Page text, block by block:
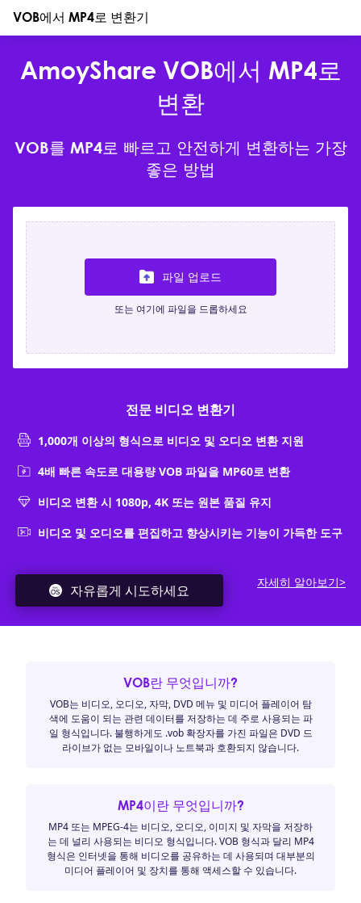
VOB에서 MP4로 변환기
AmoyShare VOB에서 MP4로
변환
VOB를 MP4로 빠르고 안전하게 변환하는 가장
좋은 방법
파일 업로드
또는 여기에 파일을 드롭하세요
전문 비디오 변환기
1,000개 이상의 형식으로 비디오 및 오디오 변환 지원
4배 빠른 속도로 대용량 VOB 파일을 MP60로 변환
비디오 변환 시 1080p, 4K 또는 원본 품질 유지
비디오 및 오디오를 편집하고 향상시키는 기능이 가득한 도구
자유롭게 시도하세요
자세히 알아보기>
VOB란 무엇입니까?
VOB는 비디오, 오디오, 자막, DVD 메뉴 및 미디어 플레이어 탐
색에 도움이 되는 관련 데이터를 저장하는 데 주로 사용되는 파
일 형식입니다. 불행하게도 .vob 확장자를 가진 파일은 DVD 드
라이브가 없는 모바일이나 노트북과 호환되지 않습니다.
MP4이란 무엇입니까?
MP4 또는 MPEG-4는 비디오, 오디오, 이미지 및 자막을 저장하
는 데 널리 사용되는 비디오 형식입니다. VOB 형식과 달리 MP4
형식은 인터넷을 통해 비디오를 공유하는 데 사용되며 대부분의
미디어 플레이어 및 장치를 통해 액세스할 수 있습니다.